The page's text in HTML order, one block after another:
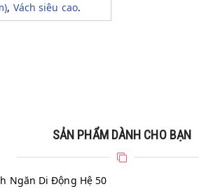
, Vách siêu cao.
SẢN PHẨM DÀNH CHO BẠN